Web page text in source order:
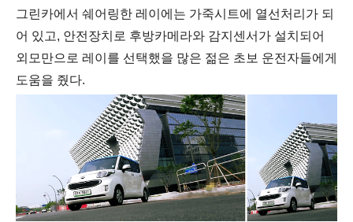
그린카에서 쉐어링한 레이에는 가죽시트에 열선처리가 되
어 있고, 안전장치로 후방카메라와 감지센서가 설치되어
외모만으로 레이를 선택했을 많은 젊은 초보 운전자들에게
도움을 줬다.